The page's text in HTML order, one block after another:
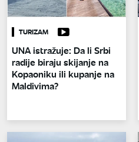
TURIZAM
UNA istražuje: Da li Srbi
radije biraju skijanje na
Kopaoniku ili kupanje na
Maldivima?